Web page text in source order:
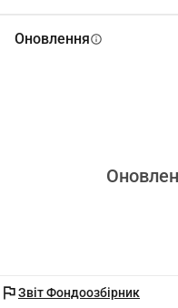
Оновленняinfo
flagЗвіт Фондоозбірник